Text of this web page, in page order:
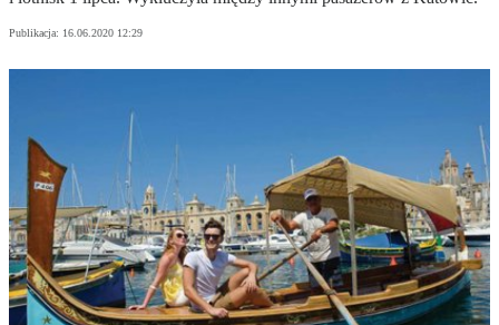
Publikacja: 16.06.2020 12:29